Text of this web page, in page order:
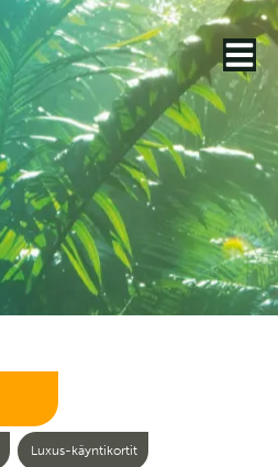
Luxus-käyntikortit